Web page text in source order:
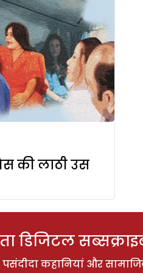
की लाठी उस
डिजिटल
कहानियां और